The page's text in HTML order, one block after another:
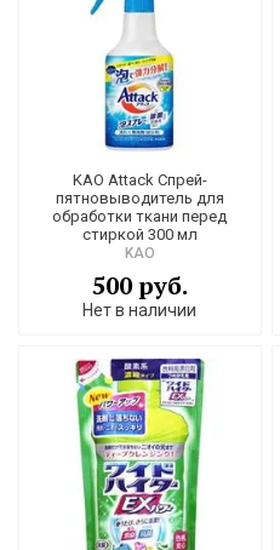
KAO Attack Спрей-
пятновыводитель для
обработки ткани перед
стиркой 300 мл
KAO
500 руб.
Нет в наличии